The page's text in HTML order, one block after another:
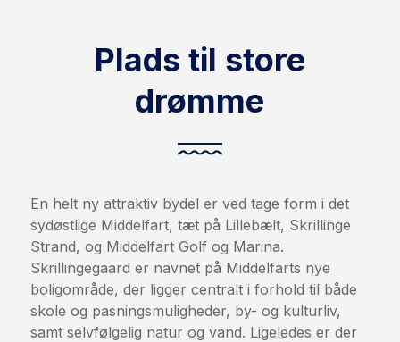
Plads til store
drømme
En helt ny attraktiv bydel er ved tage form i det
sydøstlige Middelfart, tæt på Lillebælt, Skrillinge
Strand, og Middelfart Golf og Marina.
Skrillingegaard er navnet på Middelfarts nye
boligområde, der ligger centralt i forhold til både
skole og pasningsmuligheder, by- og kulturliv,
samt selvfølgelig natur og vand. Ligeledes er der